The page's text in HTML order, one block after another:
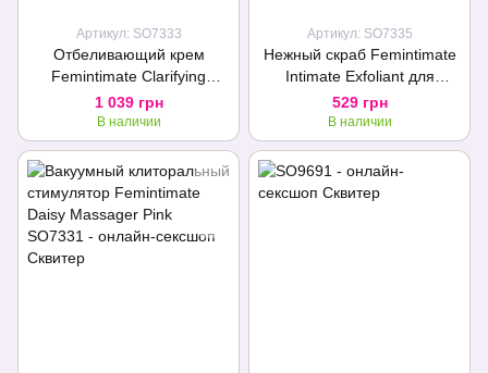
Артикул: SO7333
Отбеливающий крем
Femintimate Clarifying
Cream (100 мл)
1 039 грн
В наличии
Артикул: SO7335
Нежный скраб Femintimate
Intimate Exfoliant для
подготовки кожи к эпиляции
воском (50 мл)
529 грн
В наличии